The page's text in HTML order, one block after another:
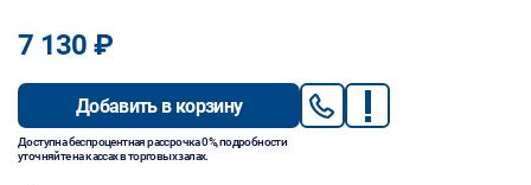
7 130 ₽
Добавить в корзину
Доступна беспроцентная рассрочка 0%, подробности
уточняйте на кассах в торговых залах.